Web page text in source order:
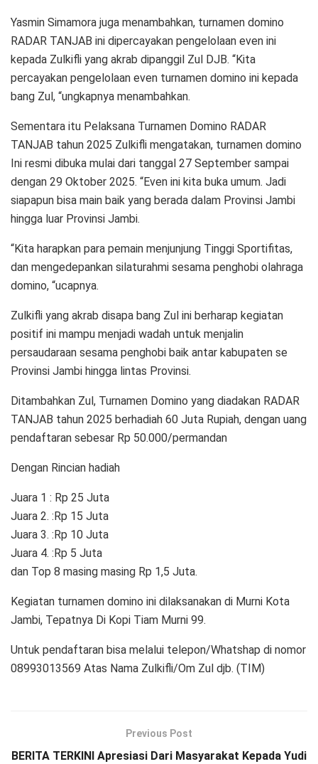
Yasmin Simamora juga menambahkan, turnamen domino
RADAR TANJAB ini dipercayakan pengelolaan even ini
kepada Zulkifli yang akrab dipanggil Zul DJB. “Kita
percayakan pengelolaan even turnamen domino ini kepada
bang Zul, “ungkapnya menambahkan.
Sementara itu Pelaksana Turnamen Domino RADAR
TANJAB tahun 2025 Zulkifli mengatakan, turnamen domino
Ini resmi dibuka mulai dari tanggal 27 September sampai
dengan 29 Oktober 2025. “Even ini kita buka umum. Jadi
siapapun bisa main baik yang berada dalam Provinsi Jambi
hingga luar Provinsi Jambi.
“Kita harapkan para pemain menjunjung Tinggi Sportifitas,
dan mengedepankan silaturahmi sesama penghobi olahraga
domino, “ucapnya.
Zulkifli yang akrab disapa bang Zul ini berharap kegiatan
positif ini mampu menjadi wadah untuk menjalin
persaudaraan sesama penghobi baik antar kabupaten se
Provinsi Jambi hingga lintas Provinsi.
Ditambahkan Zul, Turnamen Domino yang diadakan RADAR
TANJAB tahun 2025 berhadiah 60 Juta Rupiah, dengan uang
pendaftaran sebesar Rp 50.000/permandan
Dengan Rincian hadiah
Juara 1 : Rp 25 Juta
Juara 2. :Rp 15 Juta
Juara 3. :Rp 10 Juta
Juara 4. :Rp 5 Juta
dan Top 8 masing masing Rp 1,5 Juta.
Kegiatan turnamen domino ini dilaksanakan di Murni Kota
Jambi, Tepatnya Di Kopi Tiam Murni 99.
Untuk pendaftaran bisa melalui telepon/Whatshap di nomor
08993013569 Atas Nama Zulkifli/Om Zul djb. (TIM)
Previous Post
BERITA TERKINI Apresiasi Dari Masyarakat Kepada Yudi